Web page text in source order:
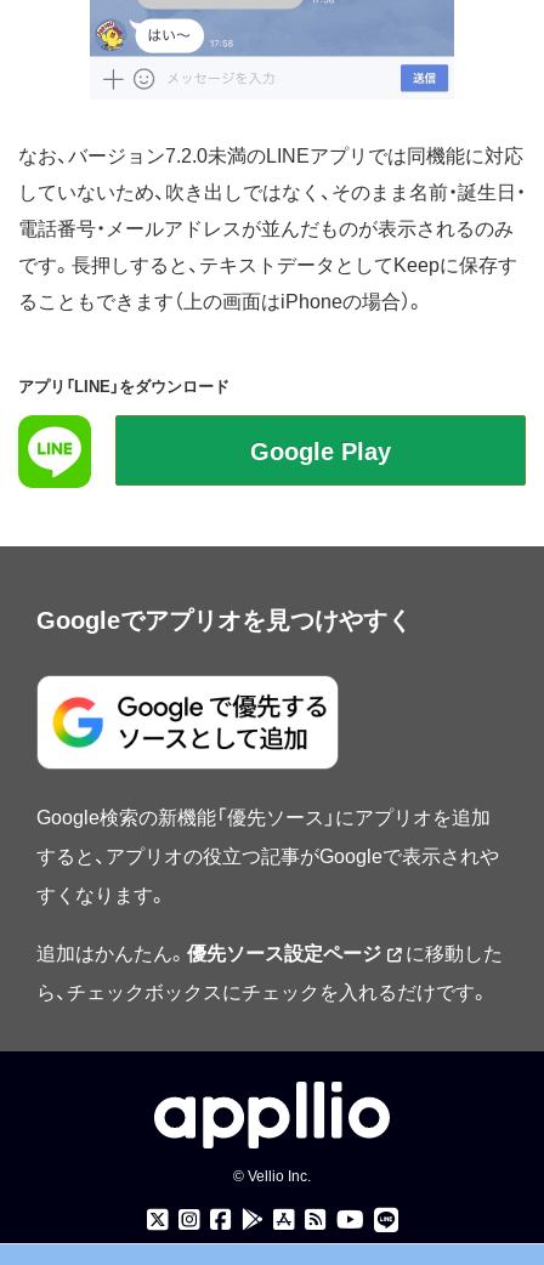
なお、バージョン7.2.0未満のLINEアプリでは同機能に対応
していないため、吹き出しではなく、そのまま名前・誕生日・
電話番号・メールアドレスが並んだものが表示されるのみ
です。長押しすると、テキストデータとしてKeepに保存す
ることもできます（上の画面はiPhoneの場合）。
アプリ「LINE」をダウンロード
Googleでアプリオを見つけやすく
Google検索の新機能「優先ソース」にアプリオを追加
すると、アプリオの役立つ記事がGoogleで表示されや
すくなります。
追加はかんたん。 優先ソース設定ページ
に移動した
ら、チェックボックスにチェックを入れるだけです。
© Vellio Inc.